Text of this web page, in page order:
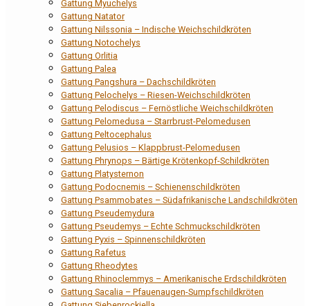
Gattung Myuchelys
Gattung Natator
Gattung Nilssonia – Indische Weichschildkröten
Gattung Notochelys
Gattung Orlitia
Gattung Palea
Gattung Pangshura – Dachschildkröten
Gattung Pelochelys – Riesen-Weichschildkröten
Gattung Pelodiscus – Fernöstliche Weichschildkröten
Gattung Pelomedusa – Starrbrust-Pelomedusen
Gattung Peltocephalus
Gattung Pelusios – Klappbrust-Pelomedusen
Gattung Phrynops – Bärtige Krötenkopf-Schildkröten
Gattung Platysternon
Gattung Podocnemis – Schienenschildkröten
Gattung Psammobates – Südafrikanische Landschildkröten
Gattung Pseudemydura
Gattung Pseudemys – Echte Schmuckschildkröten
Gattung Pyxis – Spinnenschildkröten
Gattung Rafetus
Gattung Rheodytes
Gattung Rhinoclemmys – Amerikanische Erdschildkröten
Gattung Sacalia – Pfauenaugen-Sumpfschildkröten